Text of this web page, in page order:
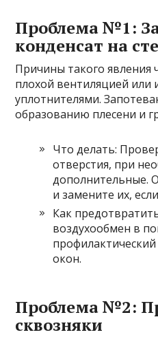
Проблема №1:
конденсат на
Причины такого явления
плохой вентиляцией
уплотнителями.
образованию плесени и
Что делать:
отверстия, при
дополнительные.
и замените их,
Как
воздухообмен в
окон.
Проблема №2:
сквозняки